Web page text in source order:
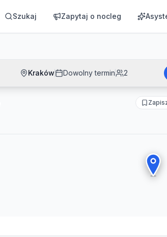
Szukaj Zapytaj o nocleg
Kraków Dowolny termin 2